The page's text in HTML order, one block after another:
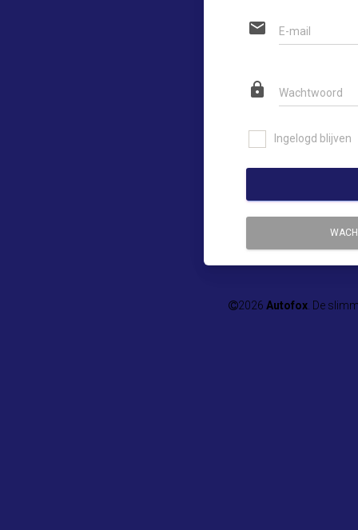
email E-mail
lock Wachtwoord
Ingelogd blijven
2026 Autofox . De